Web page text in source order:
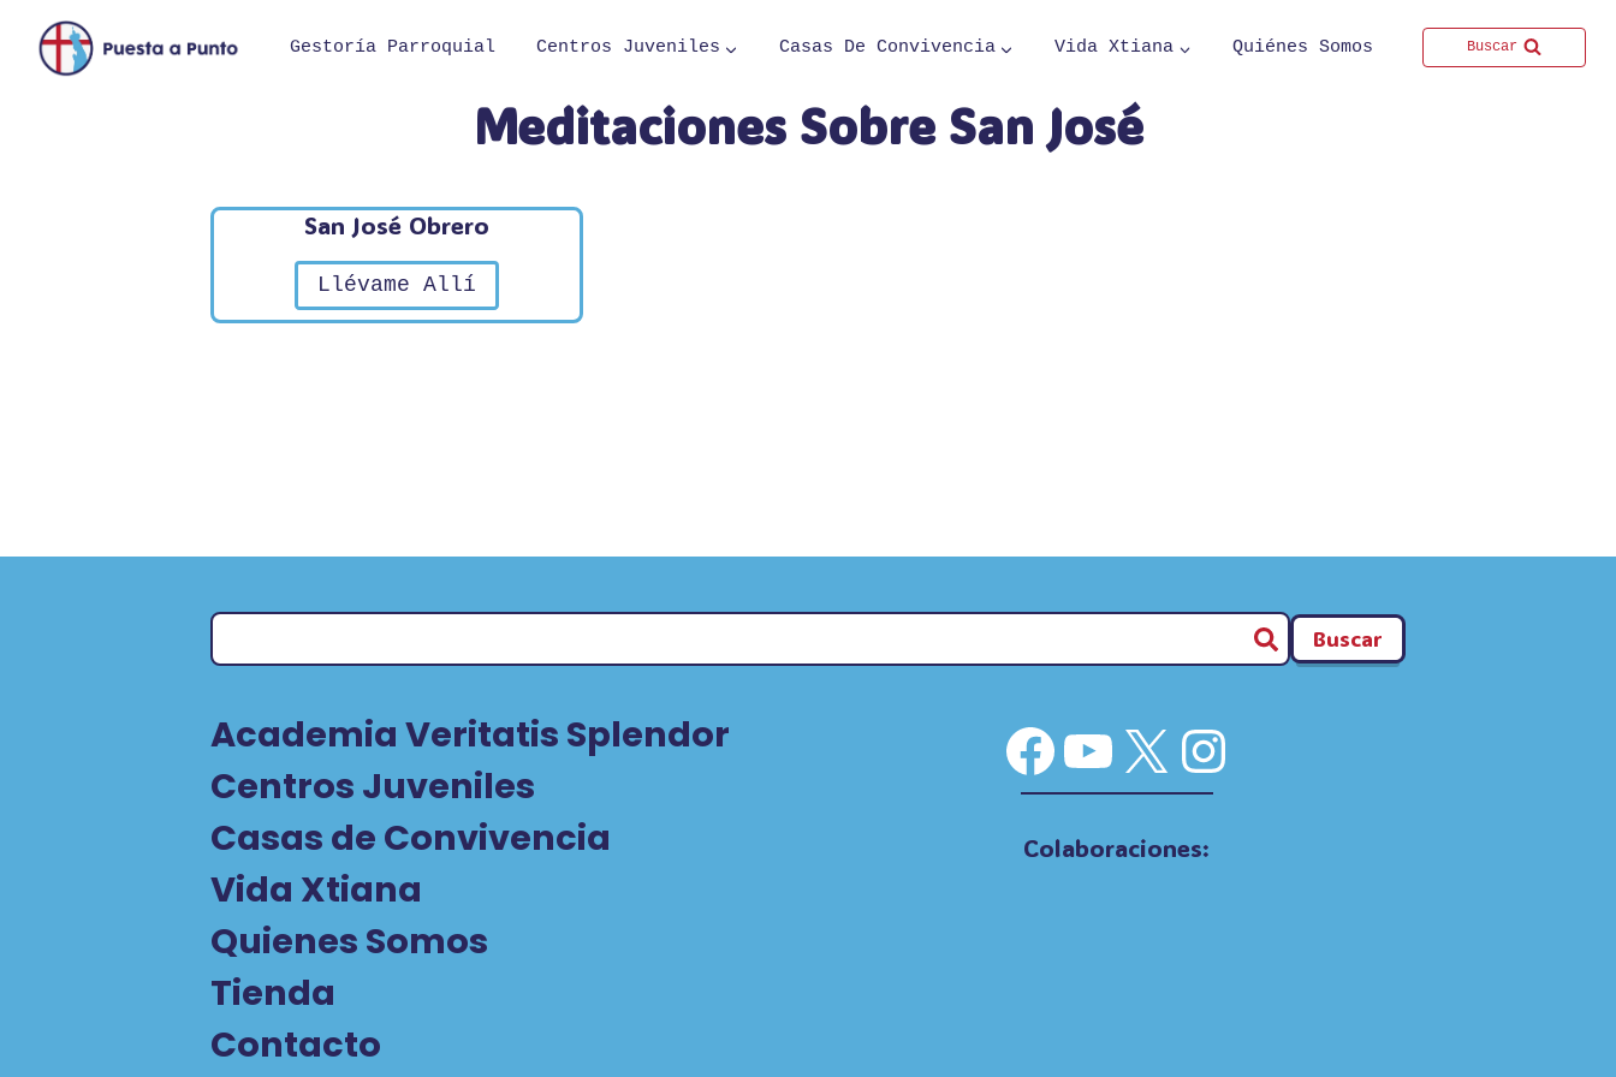
contenido
Gestoría Parroquial Centros Juveniles Casas De Convivencia Vida Xtiana Quiénes Somos Buscar
Meditaciones Sobre San José
San José Obrero
Llévame Allí
Buscar
Academia Veritatis Splendor
Centros Juveniles
Casas de Convivencia
Vida Xtiana
Quienes Somos
Tienda
Contacto
Facebook
YouTube
X Instagram
Colaboraciones: